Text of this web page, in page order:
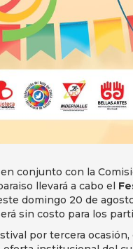
conjunto con la
llevará a cabo el
domingo 20 de
sin costo para los
por tercera